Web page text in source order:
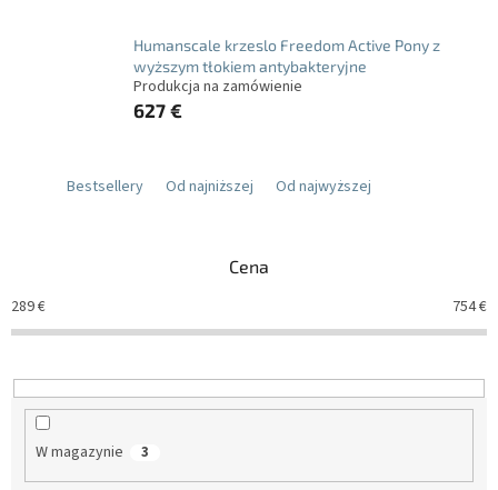
Humanscale krzeslo Freedom Active Pony z
wyższym tłokiem antybakteryjne
Produkcja na zamówienie
627 €
Bestsellery Od najniższej Od najwyższej
Cena
289€ 754€
W magazynie 3